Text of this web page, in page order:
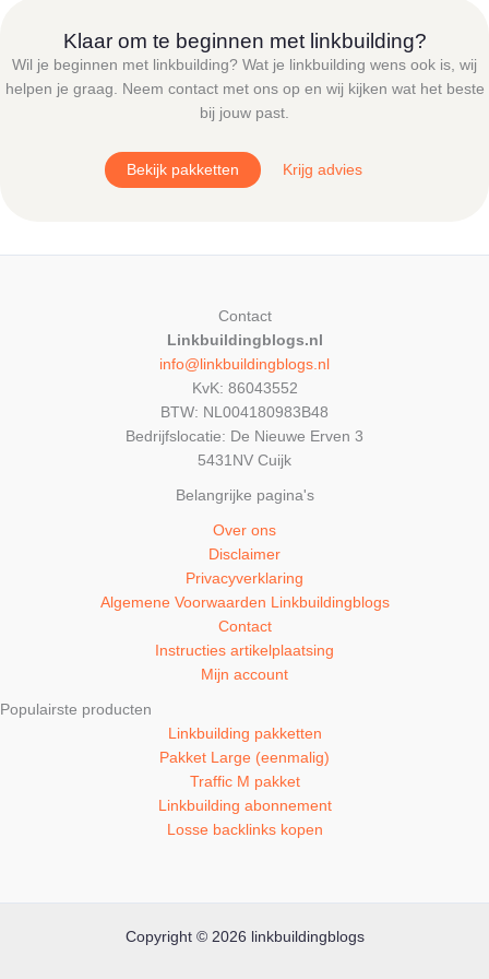
kan
gekozen
worden
op
productpagina
Klaar om te beginnen met linkbuilding?
Wil je beginnen met linkbuilding? Wat je linkbuilding wens ook is, wij
helpen je graag. Neem contact met ons op en wij kijken wat het beste
bij jouw past.
Bekijk pakketten Krijg advies
Contact
Linkbuildingblogs.nl
info@linkbuildingblogs.nl
KvK: 86043552
BTW: NL004180983B48
Bedrijfslocatie: De Nieuwe Erven 3
5431NV Cuijk
Belangrijke pagina's
Over ons
Disclaimer
Privacyverklaring
Algemene Voorwaarden Linkbuildingblogs
Contact
Instructies artikelplaatsing
Mijn account
Populairste producten
Linkbuilding pakketten
Pakket Large (eenmalig)
Traffic M pakket
Linkbuilding abonnement
Losse backlinks kopen
Copyright © 2026 linkbuildingblogs